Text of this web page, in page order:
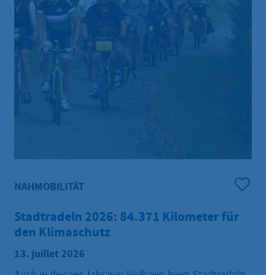
Nachmittag zur Verfügung stehen. Der Wechsel zum
nächsten Bauabschnitt findet kurz zuvor ab dem 24.
Juli statt.
NAHMOBILITÄT
Stadtradeln 2026: 84.371 Kilometer für
den Klimaschutz
13. juillet 2026